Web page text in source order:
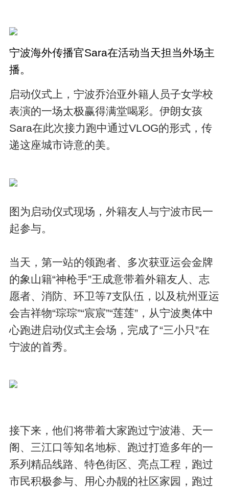
宁波海外传播官Sara在活动当天担当外场主
播。
启动仪式上，宁波乔治亚外籍人员子女学校
表演的一场太极赢得满堂喝彩。伊朗女孩
Sara在此次接力跑中通过VLOG的形式，传
递这座城市诗意的美。
图为启动仪式现场，外籍友人与宁波市民一
起参与。
当天，第一站的领跑者、多次获亚运会金牌
的象山籍“神枪手”王成意带着外籍友人、志
愿者、消防、环卫等7支队伍，以及杭州亚运
会吉祥物“琮琮”“宸宸”“莲莲”，从宁波奥体中
心跑进启动仪式主会场，完成了“三小只”在
宁波的首秀。
接下来，他们将带着大家跑过宁波港、天一
阁、三江口等知名地标、跑过打造多年的一
系列精品线路、特色街区、亮点工程，跑过
市民积极参与、用心办靓的社区家园，跑过